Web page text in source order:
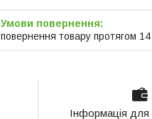
повернення товару протягом 14
Інформація